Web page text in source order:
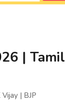
| Tamil
| BJP